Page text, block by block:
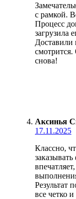
с рамкой.
Процесс
загрузила
Доставили
смотрится.
снова!
Аксинья
17.11.2025
Классно,
Результат
все четко и